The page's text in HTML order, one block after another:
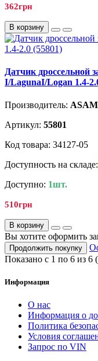
362грн
В корзину
Датчик дроссельной
I/LagunaI/Logan 1.4-
Производитель: ASAM
Артикул: 55801
Код товара: 34127-05
Доступность на складе:
Доступно: 1шт.
510грн
В корзину
Вы хотите оформить
Продолжить покупку
Показано с 1 по 6 из 6
Информация
О нас
Информация о
Политика
Условия
Запрос по VIN